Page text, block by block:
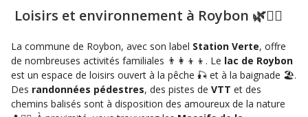
Loisirs et environnement à Roybon 🌿🚵‍♂️
La commune de Roybon, avec son label Station Verte, offre
de nombreuses activités familiales 👨‍👩‍👦‍👦. Le lac de Roybon
est un espace de loisirs ouvert à la pêche 🎣 et à la baignade 🏖️.
Des randonnées pédestres, des pistes de VTT et des
chemins balisés sont à disposition des amoureux de la nature